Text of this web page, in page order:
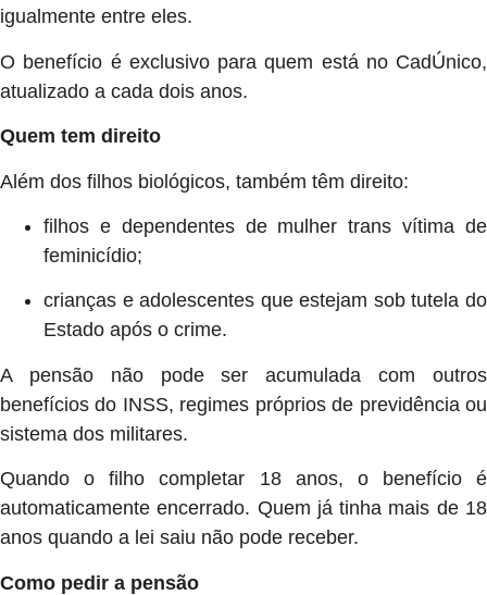
igualmente entre eles.
O benefício é exclusivo para quem está no CadÚnico,
atualizado a cada dois anos.
Quem tem direito
Além dos filhos biológicos, também têm direito:
filhos e dependentes de mulher trans vítima de
feminicídio;
crianças e adolescentes que estejam sob tutela do
Estado após o crime.
A pensão não pode ser acumulada com outros
benefícios do INSS, regimes próprios de previdência ou
sistema dos militares.
Quando o filho completar 18 anos, o benefício é
automaticamente encerrado. Quem já tinha mais de 18
anos quando a lei saiu não pode receber.
Como pedir a pensão